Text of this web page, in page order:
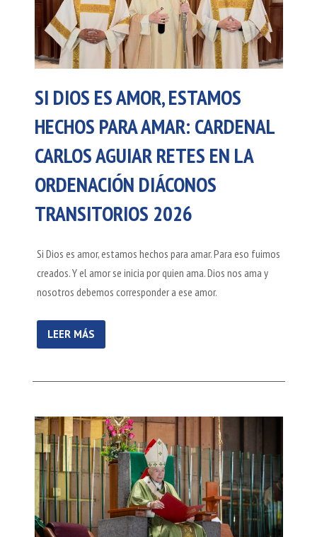
SI DIOS ES AMOR, ESTAMOS
HECHOS PARA AMAR: CARDENAL
CARLOS AGUIAR RETES EN LA
ORDENACIÓN DIÁCONOS
TRANSITORIOS 2026
Si Dios es amor, estamos hechos para amar. Para eso fuimos
creados. Y el amor se inicia por quien ama. Dios nos ama y
nosotros debemos corresponder a ese amor.
LEER MÁS